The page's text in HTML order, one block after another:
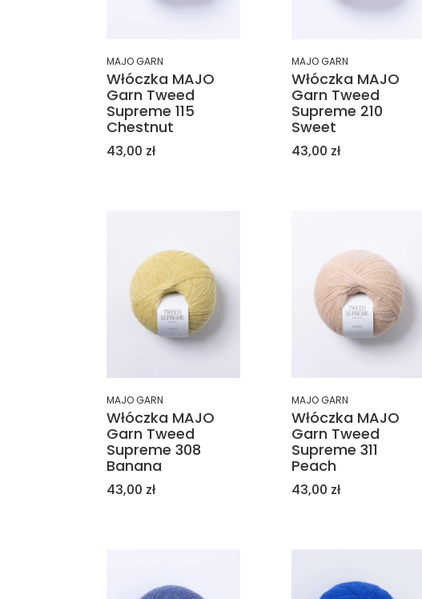
MAJO GARN
Włóczka MAJO
Garn Tweed
Supreme 115
Chestnut
Cena
43,00 zł
MAJO GARN
Włóczka MAJO
Garn Tweed
Supreme 210
Sweet
Cena
43,00 zł
MAJO GARN
Włóczka MAJO
Garn Tweed
Supreme 308
Banana
Cena
43,00 zł
MAJO GARN
Włóczka MAJO
Garn Tweed
Supreme 311
Peach
Cena
43,00 zł